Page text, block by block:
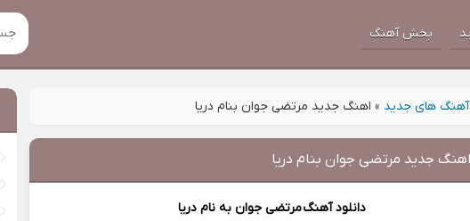
پخش آهنگ
آهنگ های جدید » اهنگ جدید مرتضی جوان بنام دریا
اهنگ جدید مرتضی جوان بنام دریا
دانلود آهنگمرتضی جوانبه نام دریا